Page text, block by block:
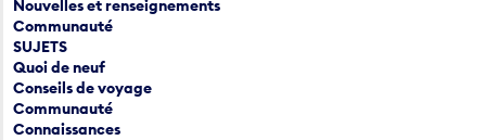
Nouvelles et renseignements
Communauté
SUJETS
Quoi de neuf
Conseils de voyage
Communauté
Connaissances